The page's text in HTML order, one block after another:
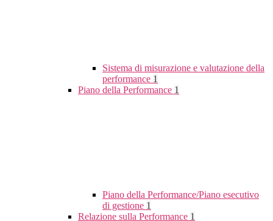
Sistema di misurazione e valutazione della
performance 1
Piano della Performance 1
Piano della Performance/Piano esecutivo
di gestione 1
Relazione sulla Performance 1